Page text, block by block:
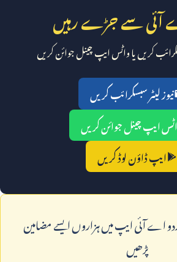
آئی سے جڑے رہیں
کریں یا واٹس ایپ چینل جوائن کریں
نیوز لیٹر سبسکرائب کریں
ایپ چینل جوائن کریں
ایپ ڈاؤن لوڈ کریں
اے آئی ايپ ميں ہزاروں ايسے مضامين
پڑھيں